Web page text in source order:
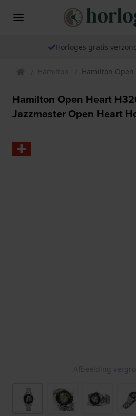
Horloges gratis
Hamilton Hamilton Open
Hamilton Open Heart
Jazzmaster Open Heart
Afbeelding